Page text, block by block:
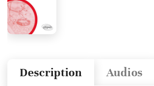
Audios
Description